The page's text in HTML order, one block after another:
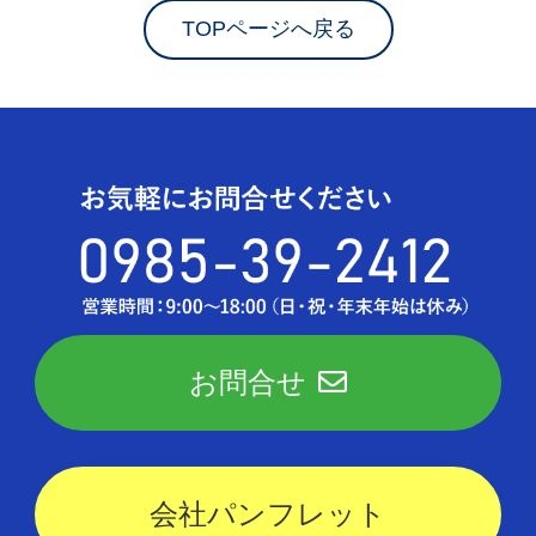
TOPページへ戻る
お問合せ
会社パンフレット